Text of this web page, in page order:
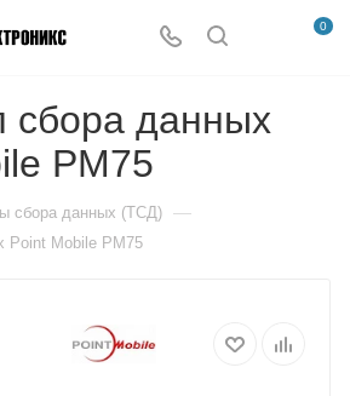
0
сбора данных
PM75
сбора данных (ТСД) —
Point Mobile PM75